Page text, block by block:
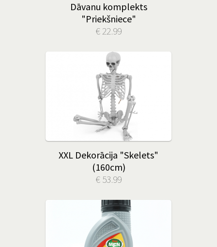
Dāvanu komplekts
"Priekšniece"
€ 22.99
XXL Dekorācija "Skelets"
(160cm)
€ 53.99